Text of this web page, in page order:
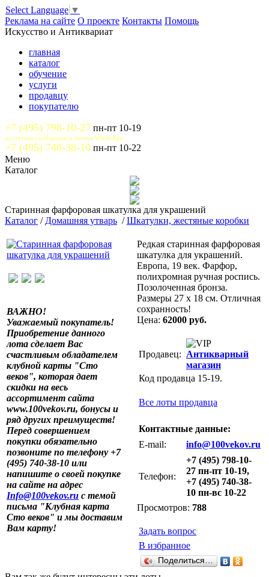
Select Language ▼
Реклама на сайте О проекте Контакты Помощь
Искусство и Антиквариат
главная
каталог
обучение
услуги
продавцу
покупателю
+7 (495) 798-10-27 пн-пт 10-19
доступны сообщения и звонки WhatsApp
+7 (495) 740-38-10 пн-пт 10-22
Меню
Каталог
Старинная фарфоровая шкатулка для украшений
Каталог / Домашняя утварь /Шкатулки, жестяные коробки
ВАЖНО!
Уважаемый покупатель!
Приобретение данного
лота сделает Вас
счастливым обладателем
клубной карты "Сто
веков", которая дает
скидки на весь
ассортимент сайта
www.100vekov.ru, бонусы и
ряд других преимуществ!
Перед совершением
покупки обязательно
позвоните по телефону +7
(495) 740-38-10 или
напишите о своей покупке
на сайте на адрес
Info@100vekov.ru с темой
письма "Клубная карта
Сто веков" и мы доставим
Вам карту!
Редкая старинная фарфоровая
шкатулка для украшений.
Европа, 19 век. Фарфор,
полихромная ручная роспись.
Позолоченная бронза.
Размеры 27 х 18 см. Отличная
сохранность!
Цена: 62000 руб.
Продавец: Антикварный
магазин
Код продавца 15-19.
Все лоты продавца
Контактные данные:
E-mail:
info@100vekov.ru
Телефон:
+7 (495) 798-10-
27 пн-пт 10-19,
+7 (495) 740-38-
10 пн-вс 10-22
Просмотров: 788
Задать вопрос
В избранное
Поделиться…